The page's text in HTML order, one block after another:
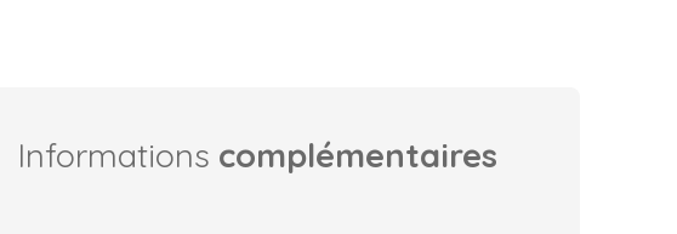
Informations complémentaires